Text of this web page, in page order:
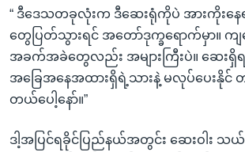
“ ဒီဒေသတခုလုံးက ဒီဆေးရုံကိုပဲ အားကိုးန
တွေပြတ်သွားရင် အတော်ဒုက္ခရောက်မှာ။ ကျ
အခက်အခဲတွေလည်း အများကြီးပဲ။ ဆေး
အခြေအနေအထားရှိရဲ့သားနဲ့ မလုပ်ပေးနိုင်
တယ်ပေါ့နော်။”
ဒါ့အပြင်ရခိုင်ပြည်နယ်အတွင်း ဆေးဝါး